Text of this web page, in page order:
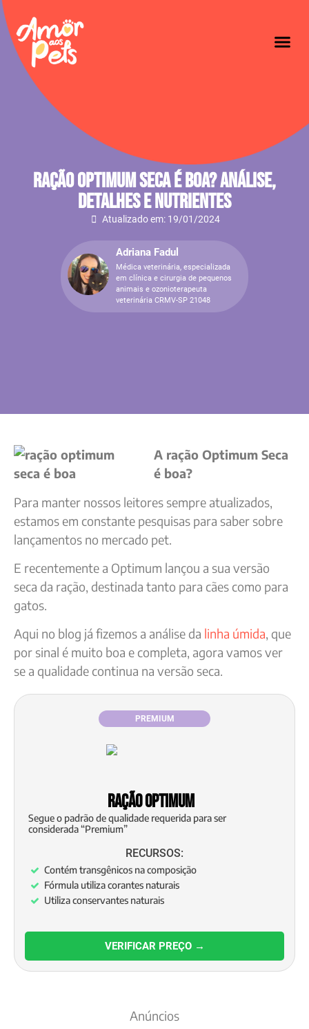
Ração Optimum Seca É Boa? Análise,
Detalhes E Nutrientes
Atualizado em: 19/01/2024
Adriana Fadul
Médica veterinária, especializada
em clínica e cirurgia de pequenos
animais e ozonioterapeuta
veterinária CRMV-SP 21048
A ração Optimum Seca
é boa?
Para manter nossos leitores sempre atualizados,
estamos em constante pesquisas para saber sobre
lançamentos no mercado pet.
E recentemente a Optimum lançou a sua versão
seca da ração, destinada tanto para cães como para
gatos.
Aqui no blog já fizemos a análise da linha úmida, que
por sinal é muito boa e completa, agora vamos ver
se a qualidade continua na versão seca.
PREMIUM
Ração Optimum
Segue o padrão de qualidade requerida para ser
considerada “Premium”
RECURSOS:
Contém transgênicos na composição
Fórmula utiliza corantes naturais
Utiliza conservantes naturais
VERIFICAR PREÇO →
Anúncios